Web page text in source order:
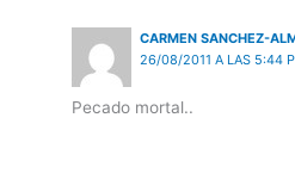
CARMEN SANCHEZ-
26/08/2011 A LAS 5:44
Pecado mortal..